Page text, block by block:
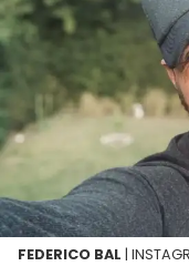
FEDERICO BAL |